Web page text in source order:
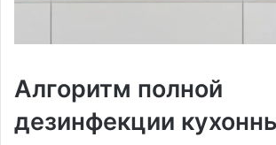
Алгоритм полной
дезинфекции